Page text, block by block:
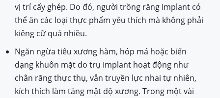
vị trí cấy ghép. Do đó, người trồng răng Implant có
thể ăn các loại thực phẩm yêu thích mà không phải
kiêng cữ quá nhiều.
Ngăn ngừa tiêu xương hàm, hóp má hoặc biến
dạng khuôn mặt do trụ Implant hoạt động như
chân răng thực thụ, vẫn truyền lực nhai tự nhiên,
kích thích làm tăng mật độ xương. Trong một vài